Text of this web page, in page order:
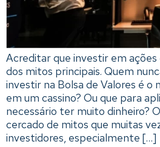
Acreditar que investir em
dos mitos principais. Quem
investir na Bolsa de Valores é o
em um cassino? Ou que para
necessário ter muito dinheiro?
cercado de mitos que muitas
investidores, especialmente […]